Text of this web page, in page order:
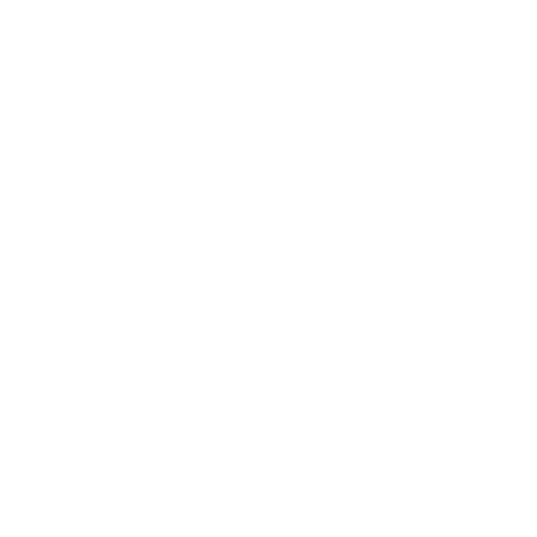
крышка. Артикул PL-
крепления, пластиковая